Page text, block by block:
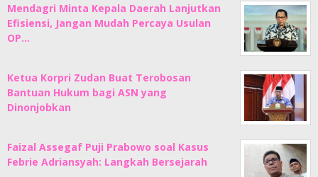
Mendagri Minta Kepala Daerah Lanjutkan
Efisiensi, Jangan Mudah Percaya Usulan
OP…
Ketua Korpri Zudan Buat Terobosan
Bantuan Hukum bagi ASN yang
Dinonjobkan
Faizal Assegaf Puji Prabowo soal Kasus
Febrie Adriansyah: Langkah Bersejarah